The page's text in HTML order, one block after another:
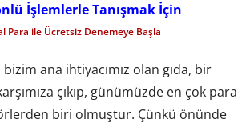
İşlemlerle Tanışmak İçin
Para ile Ücretsiz Denemeye Başla
ana ihtiyacımız olan gıda, bir
çıkıp, günümüzde en çok para
biri olmuştur. Çünkü önünde